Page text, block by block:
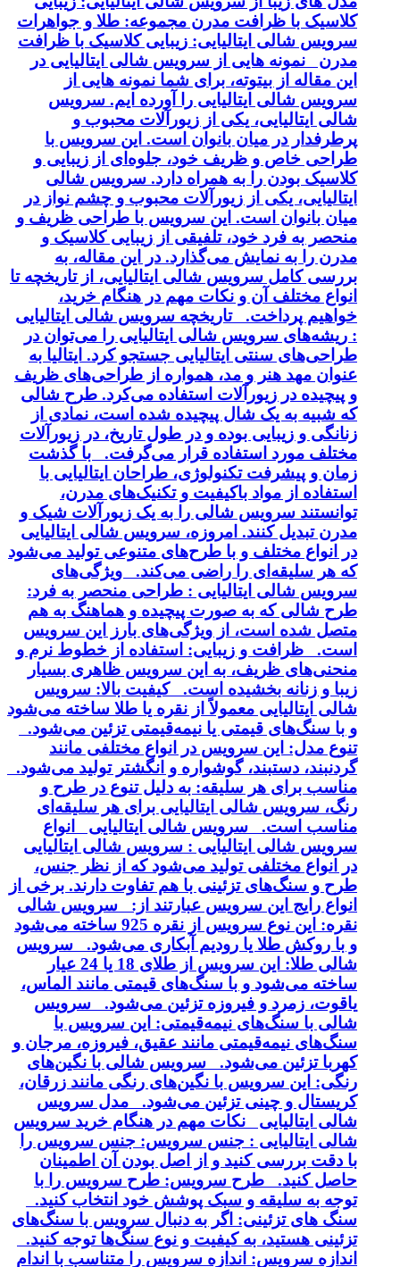
کلاسیک با ظرافت مدرن مجموعه: طلا و جواهرات
سرویس شالی ایتالیایی: زیبایی کلاسیک با ظرافت
مدرن نمونه هایی از سرویس شالی ایتالیایی در
این مقاله از بیتوته، برای شما نمونه هایی از
سرویس شالی ایتالیایی را آورده ایم. سرویس
شالی ایتالیایی، یکی از زیورآلات محبوب و
پرطرفدار در میان بانوان است. این سرویس با
طراحی خاص و ظریف خود، جلوه‌ای از زیبایی و
کلاسیک بودن را به همراه دارد. سرویس شالی
ایتالیایی، یکی از زیورآلات محبوب و چشم نواز در
میان بانوان است. این سرویس با طراحی ظریف و
منحصر به فرد خود، تلفیقی از زیبایی کلاسیک و
مدرن را به نمایش می‌گذارد. در این مقاله، به
بررسی کامل سرویس شالی ایتالیایی، از تاریخچه تا
انواع مختلف آن و نکات مهم در هنگام خرید،
خواهیم پرداخت. تاریخچه سرویس شالی ایتالیایی
: ریشه‌های سرویس شالی ایتالیایی را می‌توان در
طراحی‌های سنتی ایتالیایی جستجو کرد. ایتالیا به
عنوان مهد هنر و مد، همواره از طراحی‌های ظریف
و پیچیده در زیورآلات استفاده می‌کرد. طرح شالی
که شبیه به یک شال پیچیده شده است، نمادی از
زنانگی و زیبایی بوده و در طول تاریخ، در زیورآلات
مختلف مورد استفاده قرار می‌گرفت. با گذشت
زمان و پیشرفت تکنولوژی، طراحان ایتالیایی با
استفاده از مواد باکیفیت و تکنیک‌های مدرن،
توانستند سرویس شالی را به یک زیورآلات شیک و
مدرن تبدیل کنند. امروزه، سرویس شالی ایتالیایی
در انواع مختلف و با طرح‌های متنوعی تولید می‌شود
که هر سلیقه‌ای را راضی می‌کند. ویژگی‌های
سرویس شالی ایتالیایی : طراحی منحصر به فرد:
طرح شالی که به صورت پیچیده و هماهنگ به هم
متصل شده است، از ویژگی‌های بارز این سرویس
است. ظرافت و زیبایی: استفاده از خطوط نرم و
منحنی‌های ظریف، به این سرویس ظاهری بسیار
زیبا و زنانه بخشیده است. کیفیت بالا: سرویس
شالی ایتالیایی معمولاً از نقره یا طلا ساخته می‌شود
و با سنگ‌های قیمتی یا نیمه‌قیمتی تزئین می‌شود.
تنوع مدل: این سرویس در انواع مختلفی مانند
گردنبند، دستبند، گوشواره و انگشتر تولید می‌شود.
مناسب برای هر سلیقه: به دلیل تنوع در طرح و
رنگ، سرویس شالی ایتالیایی برای هر سلیقه‌ای
مناسب است. سرویس شالی ایتالیایی انواع
سرویس شالی ایتالیایی : سرویس شالی ایتالیایی
در انواع مختلفی تولید می‌شود که از نظر جنس،
طرح و سنگ‌های تزئینی با هم تفاوت دارند. برخی از
انواع رایج این سرویس عبارتند از: سرویس شالی
نقره: این نوع سرویس از نقره 925 ساخته می‌شود
و با روکش طلا یا رودیم آبکاری می‌شود. سرویس
شالی طلا: این سرویس از طلای 18 یا 24 عیار
ساخته می‌شود و با سنگ‌های قیمتی مانند الماس،
یاقوت، زمرد و فیروزه تزئین می‌شود. سرویس
شالی با سنگ‌های نیمه‌قیمتی: این سرویس با
سنگ‌های نیمه‌قیمتی مانند عقیق، فیروزه، مرجان و
کهربا تزئین می‌شود. سرویس شالی با نگین‌های
رنگی: این سرویس با نگین‌های رنگی مانند زرقان،
کریستال و چینی تزئین می‌شود. مدل سرویس
شالی ایتالیایی نکات مهم در هنگام خرید سرویس
شالی ایتالیایی : جنس سرویس: جنس سرویس را
با دقت بررسی کنید و از اصل بودن آن اطمینان
حاصل کنید. طرح سرویس: طرح سرویس را با
توجه به سلیقه و سبک پوشش خود انتخاب کنید.
سنگ های تزئینی: اگر به دنبال سرویس با سنگ‌های
تزئینی هستید، به کیفیت و نوع سنگ‌ها توجه کنید.
اندازه سرویس: اندازه سرویس را متناسب با اندام